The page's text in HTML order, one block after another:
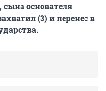
сына основателя
(3) и перенес в